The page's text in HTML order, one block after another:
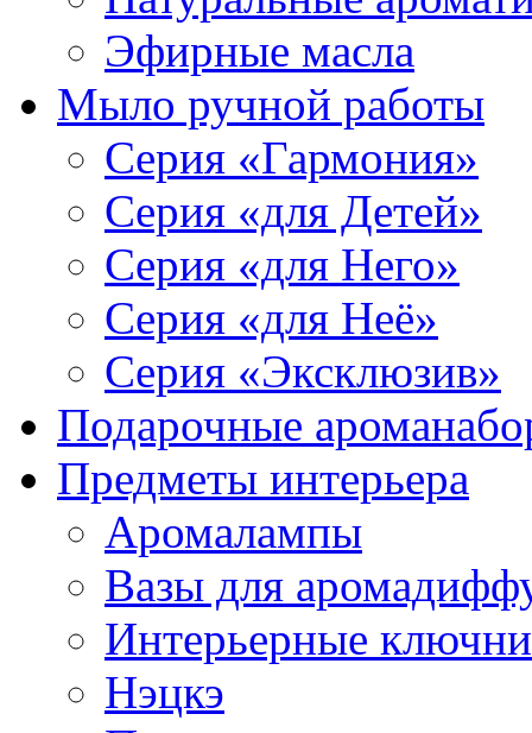
Эфирные масла
Мыло ручной работы
Серия «Гармония»
Серия «для Детей»
Серия «для Него»
Серия «для Неё»
Серия «Эксклюзив»
Подарочные
Предметы интерьера
Аромалампы
Вазы для
Интерьерные
Нэцкэ